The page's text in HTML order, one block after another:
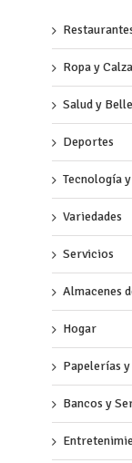
Ropa y
Salud y
Deportes
Tecnología
Variedades
Servicios
Almacenes
Hogar
Papelerías
Bancos y